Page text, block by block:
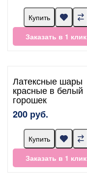
Купить
Заказать в 1 клик
Латексные шары
красные в белый
горошек
200 руб.
Купить
Заказать в 1 клик